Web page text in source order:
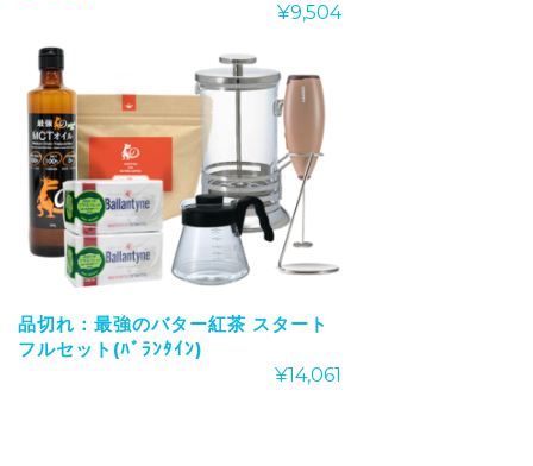
¥9,504
品切れ：最強のバター紅茶 スタート
フルセット(ﾊﾞﾗﾝﾀｲﾝ)
¥14,061